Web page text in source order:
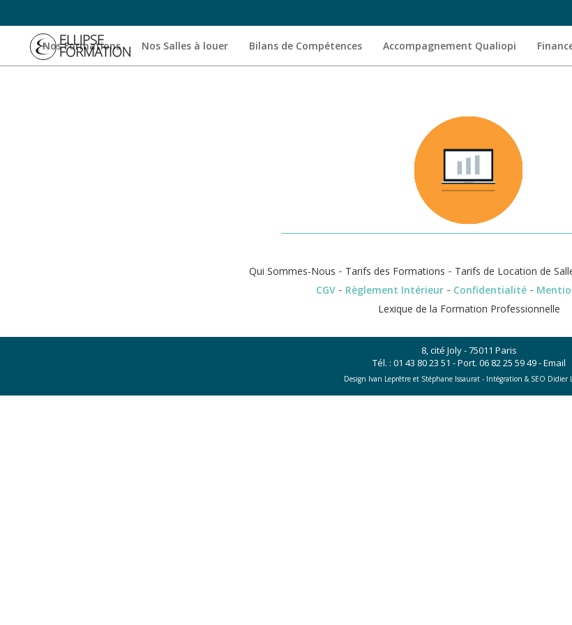
Nos Formations Nos Salles à louer Bilans de Compétences Accompagnement Qualiopi
Qui Sommes-Nous - Tarifs des Formations - Tarifs de Location de
CGV - Règlement Intérieur - Confidentialité -
Lexique de la Formation Professionnelle
8, cité Joly - 75011 Paris
Tél. : 01 43 80 23 51 - Port. 06 82 25 59 49-Email
Design Ivan Leprêtre et Stéphane Issaurat - Intégration & SEO Didier